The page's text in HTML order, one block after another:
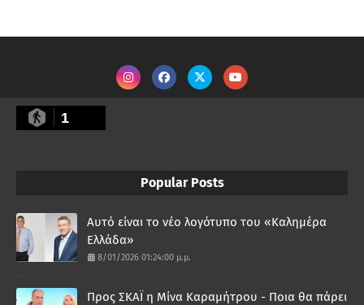
1
Popular Posts
Αυτό είναι το νέο λογότυπο του «Καλημέρα
Ελλάδα»
8/01/2026 01:24:00 μ.μ.
Προς ΣΚΑΪ η Μίνα Καραμήτρου - Ποια θα πάρει